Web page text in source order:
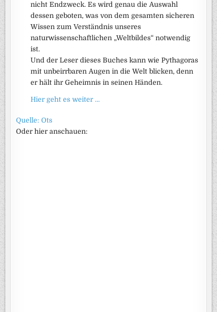
nicht Endzweck. Es wird genau die Auswahl
dessen geboten, was von dem gesamten sicheren
Wissen zum Verständnis unseres
naturwissenschaftlichen „Weltbildes“ notwendig
ist.
Und der Leser dieses Buches kann wie Pythagoras
mit unbeirrbaren Augen in die Welt blicken, denn
er hält ihr Geheimnis in seinen Händen.
Hier geht es weiter …
Quelle: Ots
Oder hier anschauen: